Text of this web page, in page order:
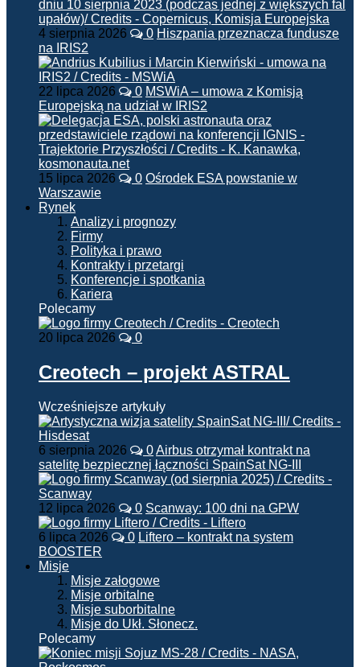
4 sierpnia 2026 0 Hiszpania przeznacza fundusze
na IRIS2
22 lipca 2026 0 MSWiA – umowa z Komisją
Europejską na udział w IRIS2
15 lipca 2026 0 Ośrodek ESA powstanie w
Warszawie
Rynek
Analizy i prognozy
Firmy
Polityka i prawo
Kontrakty i przetargi
Konferencje i spotkania
Kariera
Polecamy
20 lipca 2026 0
Creotech – projekt ASTRAL
Wcześniejsze artykuły
6 sierpnia 2026 0Airbus otrzymał kontrakt na
satelitę bezpiecznej łączności SpainSat NG-III
12 lipca 2026 0 Scanway: 100 dni na GPW
6 lipca 2026 0 Liftero – kontrakt na system
BOOSTER
Misje
Misje załogowe
Misje orbitalne
Misje suborbitalne
Misje do Ukł. Słonecz.
Polecamy